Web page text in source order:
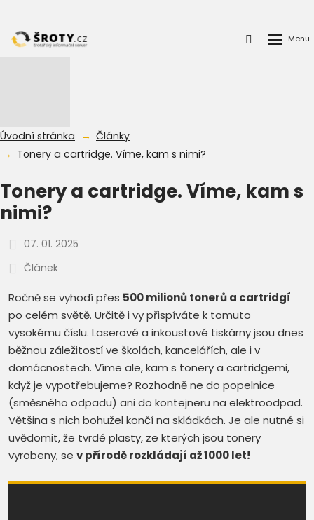
Přihlášení
Úvodní stránka
Články
Tonery a cartridge. Víme, kam s nimi?
Tonery a cartridge. Víme, kam s
nimi?
07. 01. 2025
Článek
Ročně se vyhodí přes 500 milionů tonerů a cartridgí
po celém světě. Určitě i vy přispíváte k tomuto
vysokému číslu. Laserové a inkoustové tiskárny jsou dnes
běžnou záležitostí ve školách, kancelářích, ale i v
domácnostech. Víme ale, kam s tonery a cartridgemi,
když je vypotřebujeme? Rozhodně ne do popelnice
(směsného odpadu) ani do kontejneru na elektroodpad.
Většina s nich bohužel končí na skládkách. Je ale nutné si
uvědomit, že tvrdé plasty, ze kterých jsou tonery
vyrobeny, se v přírodě rozkládají až 1000 let!